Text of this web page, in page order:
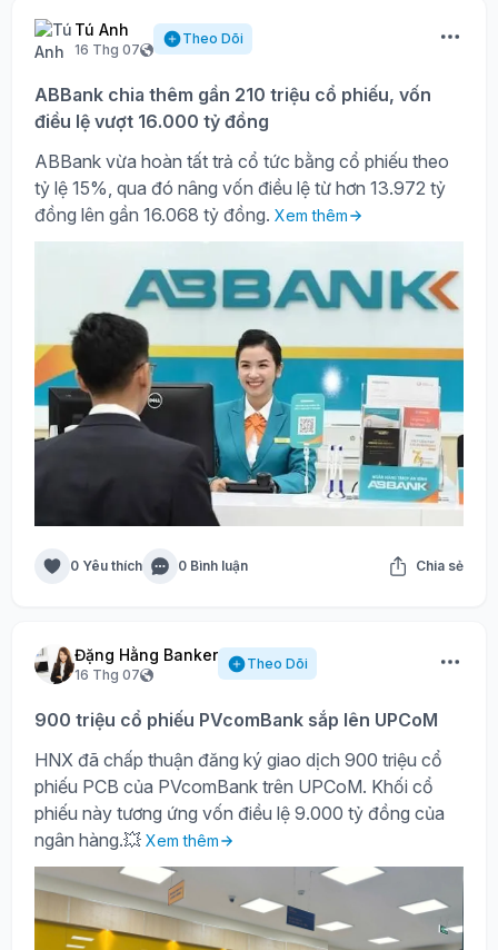
Tú Anh
16 Thg 07
Theo Dõi
ABBank chia thêm gần 210 triệu cổ phiếu, vốn
điều lệ vượt 16.000 tỷ đồng
ABBank vừa hoàn tất trả cổ tức bằng cổ phiếu theo
tỷ lệ 15%, qua đó nâng vốn điều lệ từ hơn 13.972 tỷ
đồng lên gần 16.068 tỷ đồng. Xem thêm
0 Yêu thích 0 Bình luận Chia sẻ
Đặng Hằng Banker
16 Thg 07
Theo Dõi
900 triệu cổ phiếu PVcomBank sắp lên UPCoM
HNX đã chấp thuận đăng ký giao dịch 900 triệu cổ
phiếu PCB của PVcomBank trên UPCoM. Khối cổ
phiếu này tương ứng vốn điều lệ 9.000 tỷ đồng của
ngân hàng.💥 Xem thêm